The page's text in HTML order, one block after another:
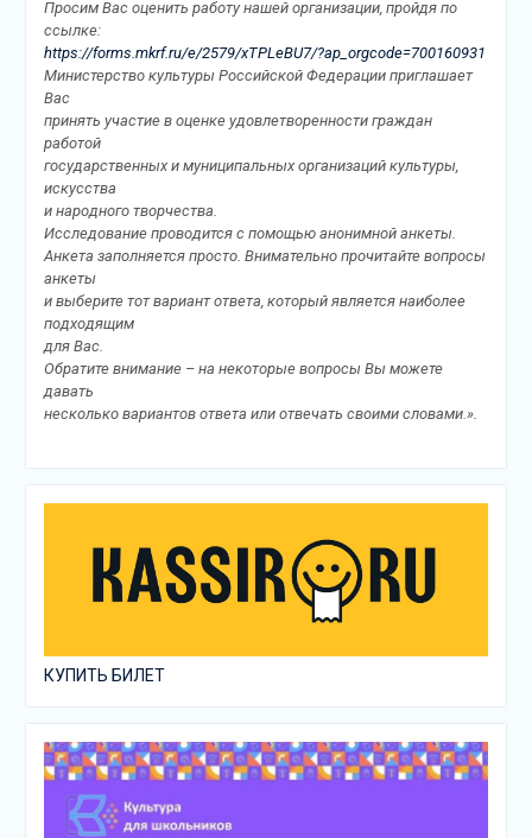
Просим Вас оценить работу нашей организации, пройдя по
ссылке:
https://forms.mkrf.ru/e/2579/xTPLeBU7/?ap_orgcode=700160931
Министерство культуры Российской Федерации приглашает
Вас
принять участие в оценке удовлетворенности граждан
работой
государственных и муниципальных организаций культуры,
искусства
и народного творчества.
Исследование проводится с помощью анонимной анкеты.
Анкета заполняется просто. Внимательно прочитайте вопросы
анкеты
и выберите тот вариант ответа, который является наиболее
подходящим
для Вас.
Обратите внимание – на некоторые вопросы Вы можете
давать
несколько вариантов ответа или отвечать своими словами.».
КУПИТЬ БИЛЕТ